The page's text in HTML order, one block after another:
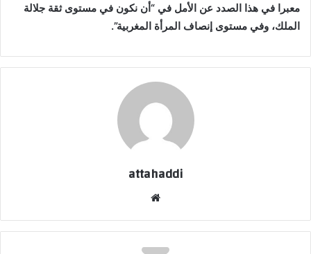
معبرا في هذا الصدد عن الأمل في “أن نكون في مستوى ثقة جلالة
الملك، وفي مستوى إنصاف المرأة المغربية”.
attahaddi